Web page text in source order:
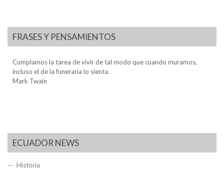
FRASES Y PENSAMIENTOS
Cumplamos la tarea de vivir de tal modo que cuando muramos,
incluso el de la funeraria lo sienta.
Mark Twain
ECUADOR NEWS
Historia